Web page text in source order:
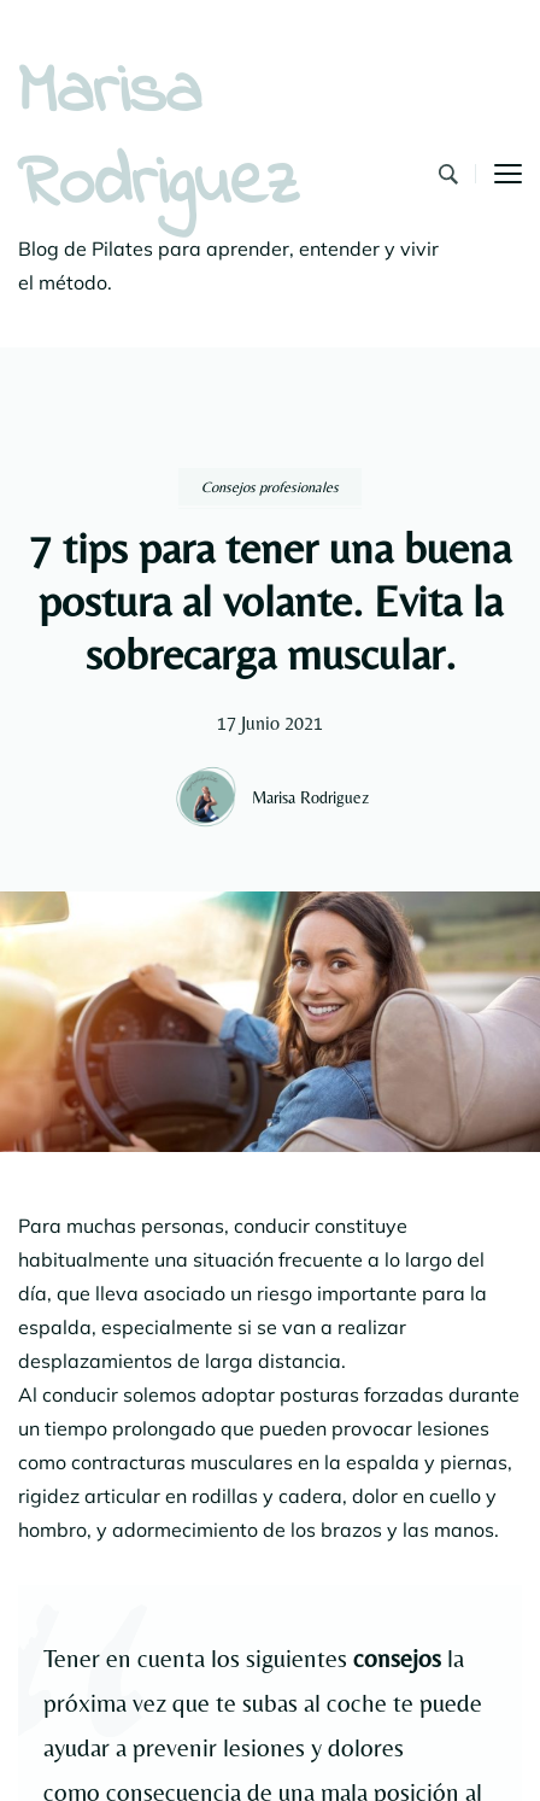
Marisa
Rodriguez
Blog de Pilates para aprender, entender y vivir
el método.
Consejos profesionales
7 tips para tener una buena
postura al volante. Evita la
sobrecarga muscular.
17 Junio 2021
Marisa Rodriguez
Para muchas personas, conducir constituye
habitualmente una situación frecuente a lo largo del
día, que lleva asociado un riesgo importante para la
espalda, especialmente si se van a realizar
desplazamientos de larga distancia.
Al conducir solemos adoptar posturas forzadas durante
un tiempo prolongado que pueden provocar lesiones
como contracturas musculares en la espalda y piernas,
rigidez articular en rodillas y cadera, dolor en cuello y
hombro, y adormecimiento de los brazos y las manos.
Tener en cuenta los siguientes consejosla
próxima vez que te subas al coche te puede
ayudar a prevenir lesiones y dolores
como consecuencia de una mala posición al